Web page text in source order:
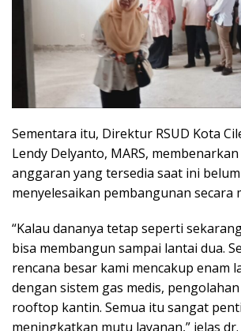
Sementara itu, Direktur RSUD Kota
Lendy Delyanto, MARS,
anggaran yang tersedia saat ini
menyelesaikan pembangunan secara
“Kalau dananya tetap seperti
bisa membangun sampai lantai dua.
rencana besar kami mencakup enam
dengan sistem gas medis,
rooftop kantin. Semua itu sangat
meningkatkan mutu layanan,” jelas dr.